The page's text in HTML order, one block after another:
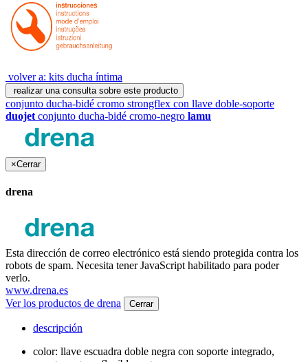
volver a: kits ducha íntima
realizar una consulta sobre este producto
conjunto ducha-bidé cromo strongflex con llave doble-soporte
duojet conjunto ducha-bidé cromo-negro lamu
×Cerrar
drena
Esta dirección de correo electrónico está siendo protegida contra los
robots de spam. Necesita tener JavaScript habilitado para poder
verlo.
www.drena.es
Ver los productos de drena
Cerrar
descripción
color: llave escuadra doble negra con soporte integrado,